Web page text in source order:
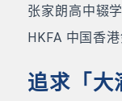
张家朗高中辍
HKFA 中国香
追求「大